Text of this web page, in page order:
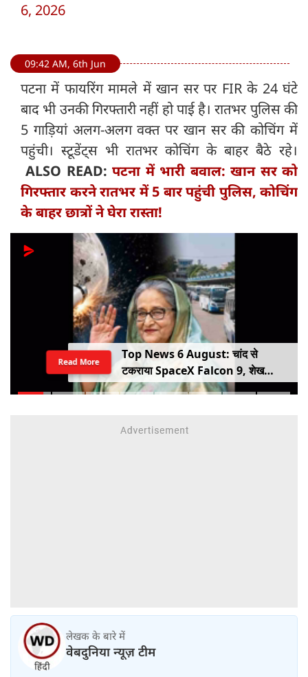
6, 2026
09:42 AM, 6th Jun
पटना में फायरिंग मामले में खान सर पर FIR के 24 घंटे
बाद भी उनकी गिरफ्तारी नहीं हो पाई है। रातभर पुलिस की
5 गाड़ियां अलग-अलग वक्त पर खान सर की कोचिंग में
पहुंची। स्टूडेंट्स भी रातभर कोचिंग के बाहर बैठे रहे।
ALSO READ:पटना में भारी बवाल: खान सर को
गिरफ्तार करने रातभर में 5 बार पहुंची पुलिस, कोचिंग
के बाहर छात्रों ने घेरा रास्ता!
Top News 6 August: चांद से
टकराया SpaceX Falcon 9, शेख
हसीना की घर वापसी का ऐलान, MP में बस
Read More
लेखक के बारे में
वेबदुनिया न्यूज़ टीम